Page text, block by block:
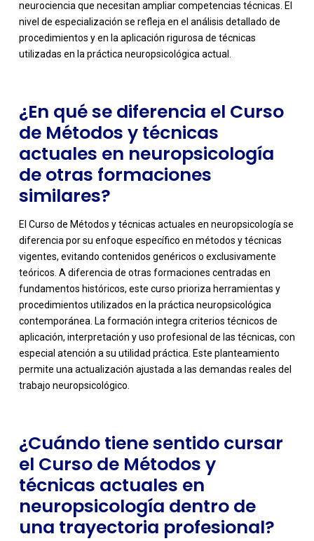
neurociencia que necesitan ampliar competencias técnicas. El
nivel de especialización se refleja en el análisis detallado de
procedimientos y en la aplicación rigurosa de técnicas
utilizadas en la práctica neuropsicológica actual.
¿En qué se diferencia el Curso
de Métodos y técnicas
actuales en neuropsicología
de otras formaciones
similares?
El Curso de Métodos y técnicas actuales en neuropsicología se
diferencia por su enfoque específico en métodos y técnicas
vigentes, evitando contenidos genéricos o exclusivamente
teóricos. A diferencia de otras formaciones centradas en
fundamentos históricos, este curso prioriza herramientas y
procedimientos utilizados en la práctica neuropsicológica
contemporánea. La formación integra criterios técnicos de
aplicación, interpretación y uso profesional de las técnicas, con
especial atención a su utilidad práctica. Este planteamiento
permite una actualización ajustada a las demandas reales del
trabajo neuropsicológico.
-
¿Cuándo tiene sentido cursar
el Curso de Métodos y
técnicas actuales en
neuropsicología dentro de
una trayectoria profesional?